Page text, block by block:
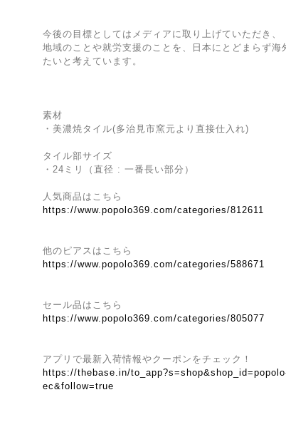
今後の目標としてはメディアに取り上げていただき、
地域のことや就労支援のことを、日本にとどまらず海
たいと考えています。
素材
・美濃焼タイル(多治見市窯元より直接仕入れ)
タイル部サイズ
・24ミリ（直径 : 一番長い部分）
人気商品はこちら
https://www.popolo369.com/categories/812611
他のピアスはこちら
https://www.popolo369.com/categories/588671
セール品はこちら
https://www.popolo369.com/categories/805077
アプリで最新入荷情報やクーポンをチェック！
https://thebase.in/
ec&follow=true